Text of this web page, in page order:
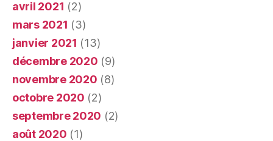
avril 2021 (2)
mars 2021 (3)
janvier 2021 (13)
décembre 2020 (9)
novembre 2020 (8)
octobre 2020 (2)
septembre 2020 (2)
août 2020 (1)